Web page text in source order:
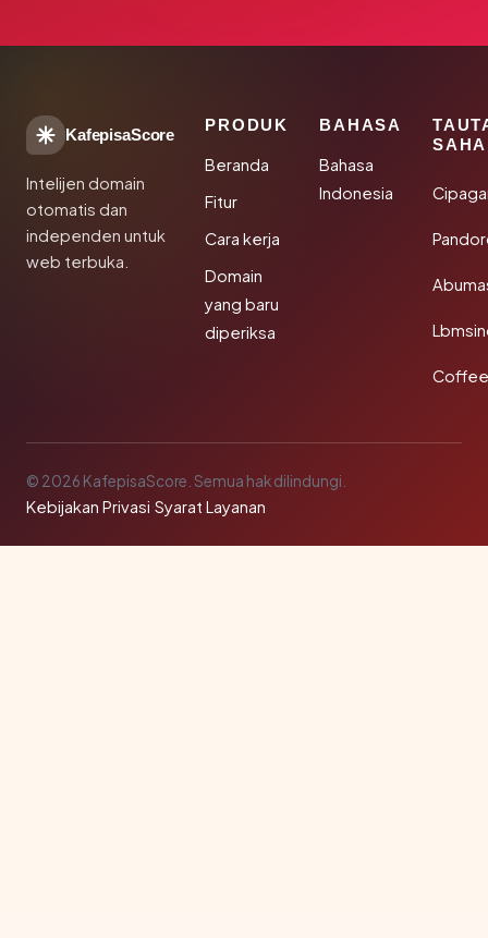
KafepisaScore
Intelijen domain
otomatis dan
independen untuk
web terbuka.
PRODUK
Beranda
Fitur
Cara kerja
Domain
yang baru
diperiksa
BAHASA
Bahasa
Indonesia
© 2026 KafepisaScore. Semua hak dilindungi.
Kebijakan Privasi·Syarat Layanan